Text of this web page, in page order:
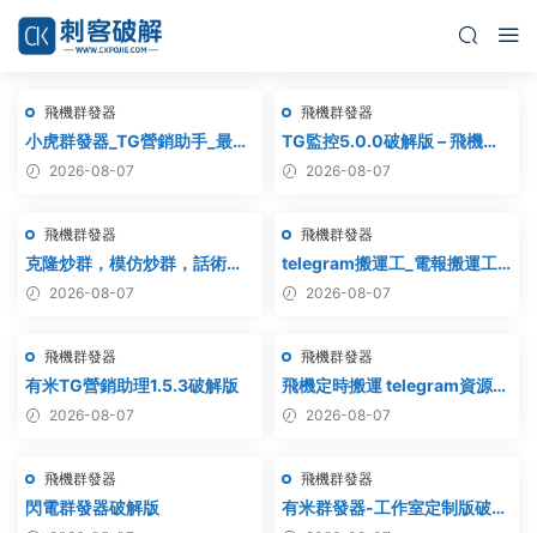
飛機群發器
小虎群發器_TG營銷助手_最新
版_破解版_永久版
2026-08-07
飛機群發器
TG監控5.0.0破解版 – 飛機監
聽軟件2026-08-07
飛機群發器
克隆炒群，模仿炒群，話術炒
群，跟發炒群，自動炒群 破解
報群發 telegram群發 克隆炒
群 炒群
2026-08-07
飛機群發器
telegram搬運工_電報搬運工_
電報克隆_電報資源批量搬運
2026-08-07
飛機群發器
有米TG營銷助理1.5.3破解版
2026-08-07
飛機群發器
飛機定時搬運 telegram資源搬
運 TG頻道搬運 電報頻道克隆
2026-08-07
飛機群發器
閃電群發器破解版
飛機群發器
有米群發器-工作室定制版破解